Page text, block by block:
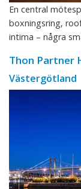
En central
boxningsring,
intima – några
Thon Partner
Västergötland